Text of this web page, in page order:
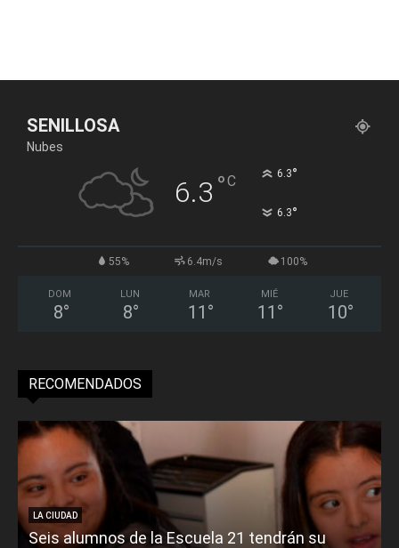
SENILLOSA
Nubes
6.3 °C 6.3°
6.3°
55% 6.4m/s 100%
DOM
8°
LUN
8°
MAR
11 °
MIÉ
11 °
JUE
10°
RECOMENDADOS
LA CIUDAD
Seis alumnos de la Escuela 21 tendrán su